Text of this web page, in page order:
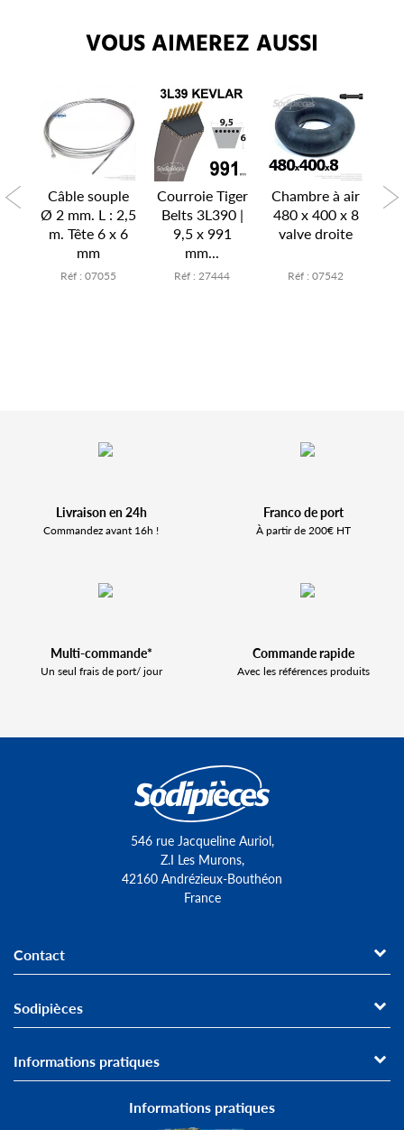
VOUS AIMEREZ AUSSI
Câble souple
Ø 2 mm. L : 2,5
m. Tête 6 x 6
mm
Réf : 07055
Courroie Tiger
Belts 3L390 |
9,5 x 991
mm...
Réf : 27444
Chambre à air
480 x 400 x 8
valve droite
Réf : 07542
Livraison en 24h
Commandez avant 16h !
Franco de port
À partir de 200€ HT
Multi-commande*
Un seul frais de port/ jour
Commande rapide
Avec les références produits
546 rue Jacqueline Auriol,
Z.I Les Murons,
42160 Andrézieux-Bouthéon
France
Contact
Sodipièces
Informations pratiques
Informations pratiques